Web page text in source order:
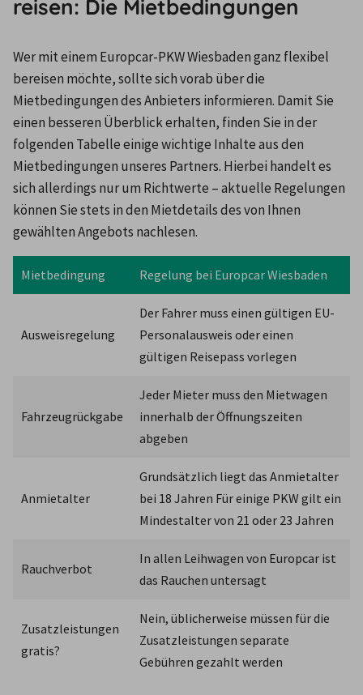
reisen: Die Mietbedingungen
Wer mit einem Europcar-PKW Wiesbaden ganz flexibel
bereisen möchte, sollte sich vorab über die
Mietbedingungen des Anbieters informieren. Damit Sie
einen besseren Überblick erhalten, finden Sie in der
folgenden Tabelle einige wichtige Inhalte aus den
Mietbedingungen unseres Partners. Hierbei handelt es
sich allerdings nur um Richtwerte – aktuelle Regelungen
können Sie stets in den Mietdetails des von Ihnen
gewählten Angebots nachlesen.
Mietbedingung Regelung bei Europcar Wiesbaden
Ausweisregelung
Der Fahrer muss einen gültigen EU-
Personalausweis oder einen
gültigen Reisepass vorlegen
Fahrzeugrückgabe
Jeder Mieter muss den Mietwagen
innerhalb der Öffnungszeiten
abgeben
Anmietalter
Grundsätzlich liegt das Anmietalter
bei 18 Jahren Für einige PKW gilt ein
Mindestalter von 21 oder 23 Jahren
Rauchverbot
In allen Leihwagen von Europcar ist
das Rauchen untersagt
Zusatzleistungen
gratis?
Nein, üblicherweise müssen für die
Zusatzleistungen separate
Gebühren gezahlt werden